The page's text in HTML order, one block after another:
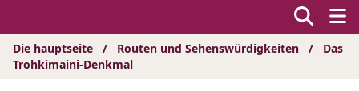
Die hauptseite / Routen und Sehenswürdigkeiten /
Das
Trohkimaini-Denkmal